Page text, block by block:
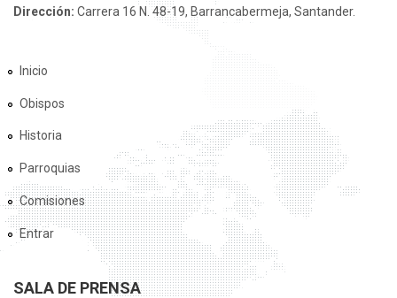
Dirección: Carrera 16 N. 48-19, Barrancabermeja, Santander.
Inicio
Obispos
Historia
Parroquias
Comisiones
Entrar
SALA DE PRENSA